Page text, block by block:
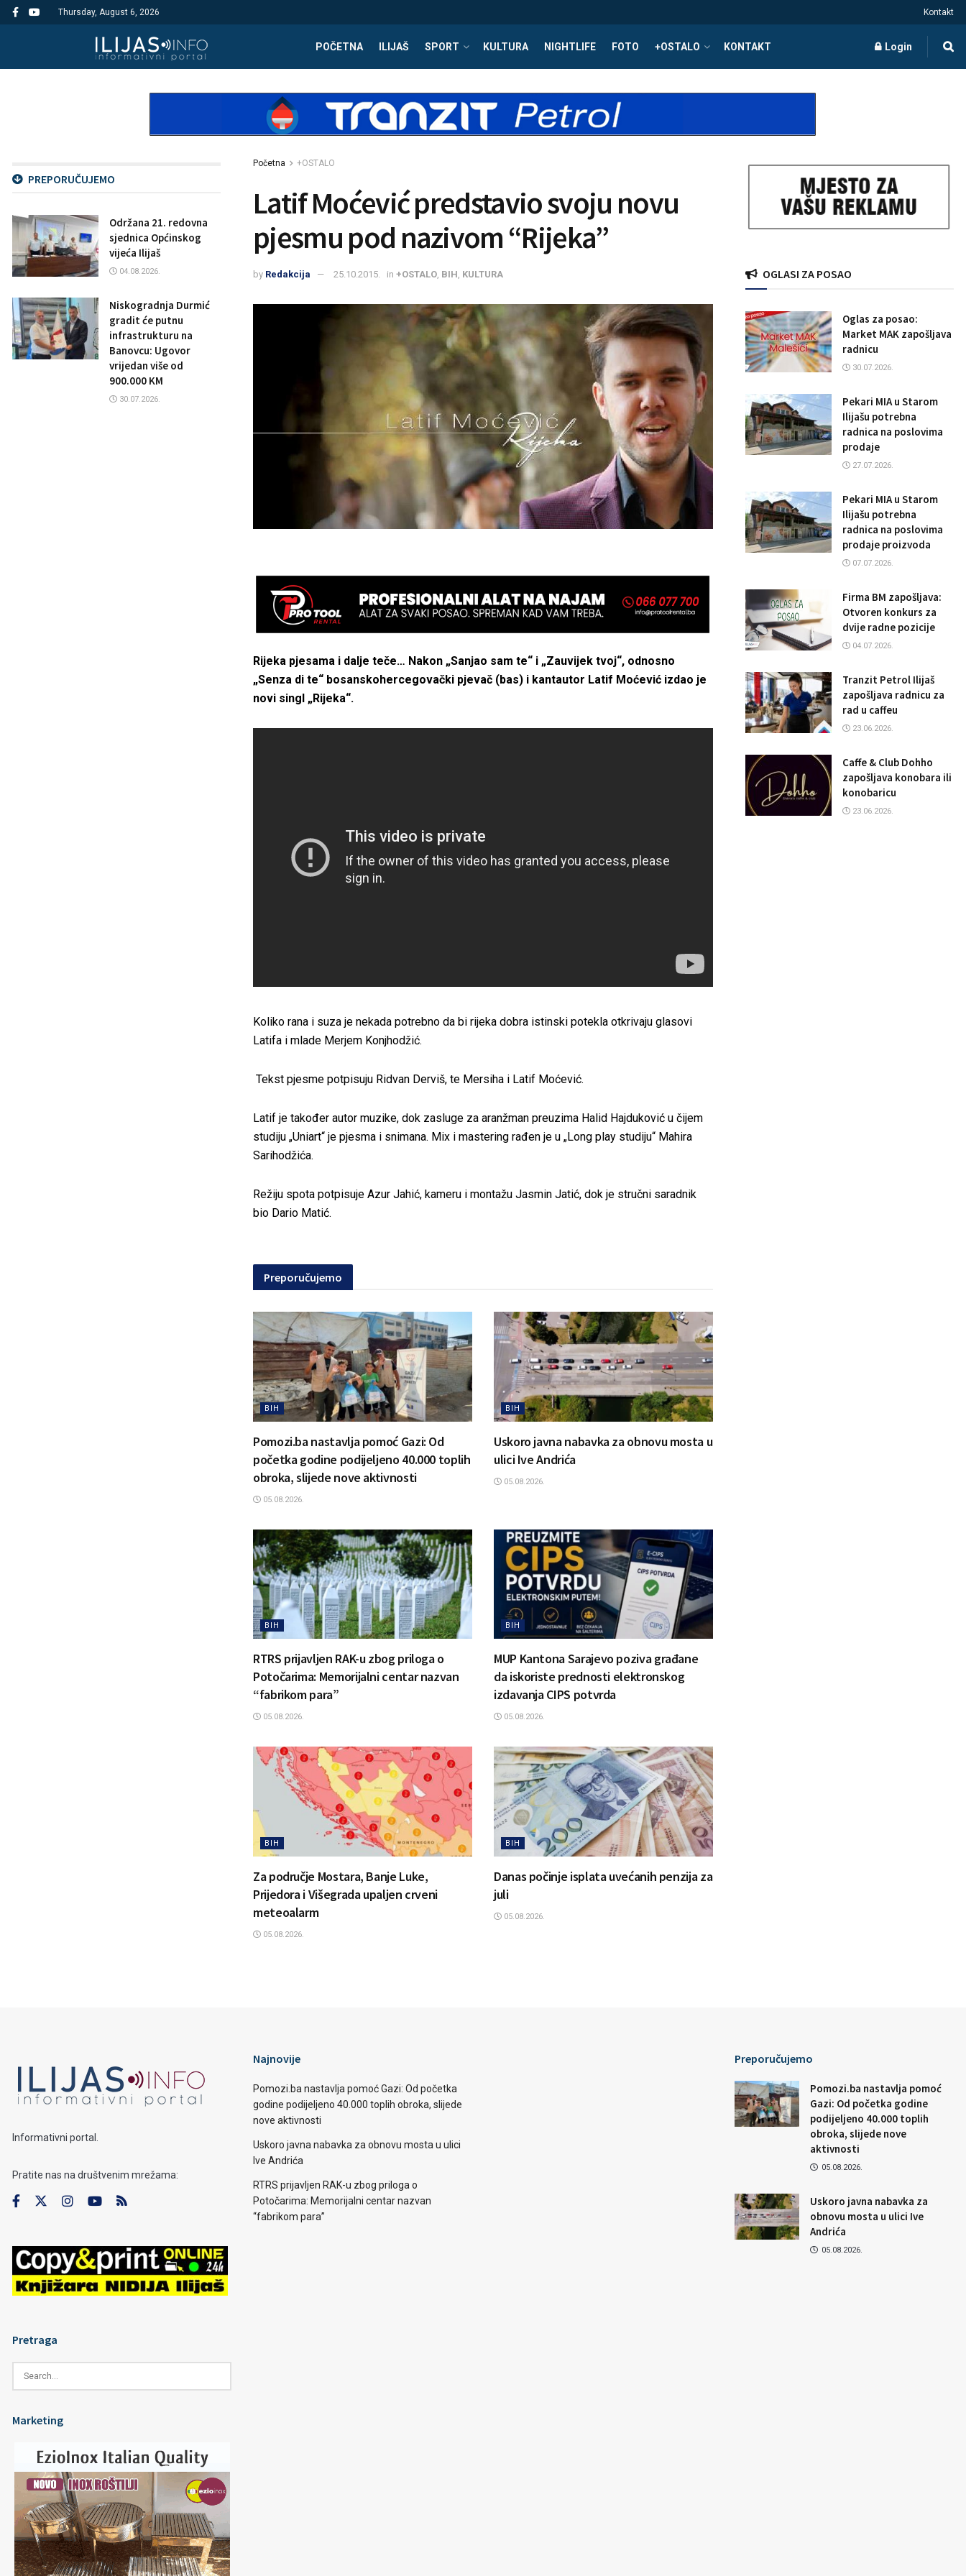
Thursday, August 6, 2026 Kontakt
POČETNA ILIJAŠ SPORT KULTURA NIGHTLIFE FOTO +OSTALO KONTAKT Login
Početna +OSTALO
Latif Moćević predstavio svoju novu
pjesmu pod nazivom “Rijeka”
by Redakcija 25.10.2015. in +OSTALO BIH KULTURA
Rijeka pjesama i dalje teče… Nakon „Sanjao sam te“ i „Zauvijek tvoj“, odnosno
„Senza di te“ bosanskohercegovački pjevač (bas) i kantautor Latif Moćević izdao je
novi singl „Rijeka“.
Koliko rana i suza je nekada potrebno da bi rijeka dobra istinski potekla otkrivaju glasovi
Latifa i mlade Merjem Konjhodžić.
Tekst pjesme potpisuju Ridvan Derviš, te Mersiha i Latif Moćević.
Latif je također autor muzike, dok zasluge za aranžman preuzima Halid Hajduković u čijem
studiju „Uniart“ je pjesma i snimana. Mix i mastering rađen je u „Long play studiju“ Mahira
Sarihodžića.
Režiju spota potpisuje Azur Jahić, kameru i montažu Jasmin Jatić, dok je stručni saradnik
bio Dario Matić.
Preporučujemo
BIH
Pomozi.ba nastavlja pomoć Gazi: Od
početka godine podijeljeno 40.000 toplih
obroka, slijede nove aktivnosti
05.08.2026.
BIH
Uskoro javna nabavka za obnovu mosta u
ulici Ive Andrića
05.08.2026.
BIH
RTRS prijavljen RAK-u zbog priloga o
Potočarima: Memorijalni centar nazvan
“fabrikom para”
05.08.2026.
BIH
MUP Kantona Sarajevo poziva građane
da iskoriste prednosti elektronskog
izdavanja CIPS potvrda
05.08.2026.
BIH
Za područje Mostara, Banje Luke,
Prijedora i Višegrada upaljen crveni
meteoalarm
05.08.2026.
BIH
Danas počinje isplata uvećanih penzija za
juli
05.08.2026.
PREPORUČUJEMO
Održana 21. redovna
sjednica Općinskog
vijeća Ilijaš
04.08.2026.
Niskogradnja Durmić
gradit će putnu
infrastrukturu na
Banovcu: Ugovor
vrijedan više od
900.000 KM
30.07.2026.
OGLASI ZA POSAO
Oglas za posao:
Market MAK zapošljava
radnicu
30.07.2026.
Pekari MIA u Starom
Ilijašu potrebna
radnica na poslovima
prodaje
27.07.2026.
Pekari MIA u Starom
Ilijašu potrebna
radnica na poslovima
prodaje proizvoda
07.07.2026.
Firma BM zapošljava:
Otvoren konkurs za
dvije radne pozicije
04.07.2026.
Tranzit Petrol Ilijaš
zapošljava radnicu za
rad u caffeu
23.06.2026.
Caffe & Club Dohho
zapošljava konobara ili
konobaricu
23.06.2026.
Informativni portal.
Pratite nas na društvenim mrežama:
Pretraga
Marketing
Najnovije
Pomozi.ba nastavlja pomoć Gazi: Od početka
godine podijeljeno 40.000 toplih obroka, slijede
nove aktivnosti
Uskoro javna nabavka za obnovu mosta u ulici
Ive Andrića
RTRS prijavljen RAK-u zbog priloga o
Potočarima: Memorijalni centar nazvan
“fabrikom para”
Preporučujemo
Pomozi.ba nastavlja pomoć
Gazi: Od početka godine
podijeljeno 40.000 toplih
obroka, slijede nove
aktivnosti
05.08.2026.
Uskoro javna nabavka za
obnovu mosta u ulici Ive
Andrića
05.08.2026.